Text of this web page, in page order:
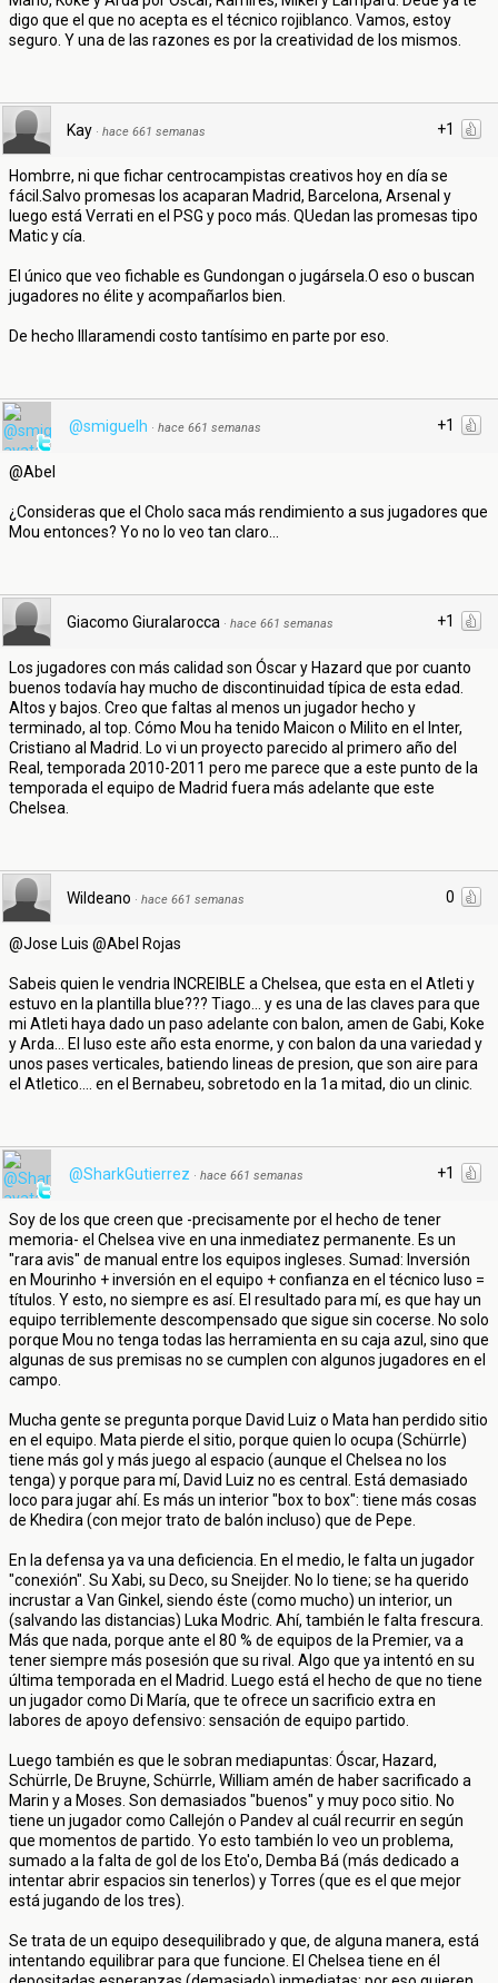
digo que el que no acepta es el técnico rojiblanco. Vamos, estoy
seguro. Y una de las razones es por la creatividad de los mismos.
+1
Kay · hace 661 semanas
Hombrre, ni que fichar centrocampistas creativos hoy en día se
fácil.Salvo promesas los acaparan Madrid, Barcelona, Arsenal y
luego está Verrati en el PSG y poco más. QUedan las promesas tipo
Matic y cía.
El único que veo fichable es Gundongan o jugársela.O eso o buscan
jugadores no élite y acompañarlos bien.
De hecho Illaramendi costo tantísimo en parte por eso.
+1
@smiguelh · hace 661 semanas
@Abel
¿Consideras que el Cholo saca más rendimiento a sus jugadores que
Mou entonces? Yo no lo veo tan claro...
+1
Giacomo Giuralarocca · hace 661 semanas
Los jugadores con más calidad son Óscar y Hazard que por cuanto
buenos todavía hay mucho de discontinuidad típica de esta edad.
Altos y bajos. Creo que faltas al menos un jugador hecho y
terminado, al top. Cómo Mou ha tenido Maicon o Milito en el Inter,
Cristiano al Madrid. Lo vi un proyecto parecido al primero año del
Real, temporada 2010-2011 pero me parece que a este punto de la
temporada el equipo de Madrid fuera más adelante que este
Chelsea.
0
Wildeano · hace 661 semanas
@Jose Luis @Abel Rojas
Sabeis quien le vendria INCREIBLE a Chelsea, que esta en el Atleti y
estuvo en la plantilla blue??? Tiago... y es una de las claves para que
mi Atleti haya dado un paso adelante con balon, amen de Gabi, Koke
y Arda... El luso este año esta enorme, y con balon da una variedad y
unos pases verticales, batiendo lineas de presion, que son aire para
el Atletico.... en el Bernabeu, sobretodo en la 1a mitad, dio un clinic.
+1
@SharkGutierrez · hace 661 semanas
Soy de los que creen que -precisamente por el hecho de tener
memoria- el Chelsea vive en una inmediatez permanente. Es un
"rara avis" de manual entre los equipos ingleses. Sumad: Inversión
en Mourinho + inversión en el equipo + confianza en el técnico luso =
títulos. Y esto, no siempre es así. El resultado para mí, es que hay un
equipo terriblemente descompensado que sigue sin cocerse. No solo
porque Mou no tenga todas las herramienta en su caja azul, sino que
algunas de sus premisas no se cumplen con algunos jugadores en el
campo.
Mucha gente se pregunta porque David Luiz o Mata han perdido sitio
en el equipo. Mata pierde el sitio, porque quien lo ocupa (Schürrle)
tiene más gol y más juego al espacio (aunque el Chelsea no los
tenga) y porque para mí, David Luiz no es central. Está demasiado
loco para jugar ahí. Es más un interior "box to box": tiene más cosas
de Khedira (con mejor trato de balón incluso) que de Pepe.
En la defensa ya va una deficiencia. En el medio, le falta un jugador
"conexión". Su Xabi, su Deco, su Sneijder. No lo tiene; se ha querido
incrustar a Van Ginkel, siendo éste (como mucho) un interior, un
(salvando las distancias) Luka Modric. Ahí, también le falta frescura.
Más que nada, porque ante el 80 % de equipos de la Premier, va a
tener siempre más posesión que su rival. Algo que ya intentó en su
última temporada en el Madrid. Luego está el hecho de que no tiene
un jugador como Di María, que te ofrece un sacrificio extra en
labores de apoyo defensivo: sensación de equipo partido.
Luego también es que le sobran mediapuntas: Óscar, Hazard,
Schürrle, De Bruyne, Schürrle, William amén de haber sacrificado a
Marin y a Moses. Son demasiados "buenos" y muy poco sitio. No
tiene un jugador como Callejón o Pandev al cuál recurrir en según
que momentos de partido. Yo esto también lo veo un problema,
sumado a la falta de gol de los Eto'o, Demba Bá (más dedicado a
intentar abrir espacios sin tenerlos) y Torres (que es el que mejor
está jugando de los tres).
Se trata de un equipo desequilibrado y que, de alguna manera, está
intentando equilibrar para que funcione. El Chelsea tiene en él